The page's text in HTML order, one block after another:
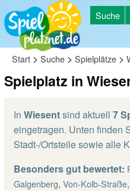
Suche
Start > Suche > Spielplätze >
Spielplatz in
In Wiesentsind aktuell 7
eingetragen. Unten finden
Stadt-/Ortsteile sowie alle
Besonders gut bewertet:
Galgenberg, Von-Kolb-Straße,